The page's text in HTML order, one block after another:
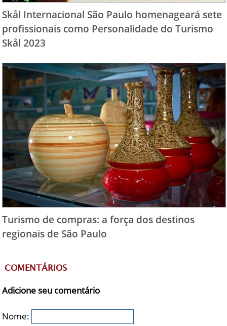
Skål Internacional São Paulo homenageará sete
profissionais como Personalidade do Turismo
Skål 2023
Turismo de compras: a força dos destinos
regionais de São Paulo
COMENTÁRIOS
Adicione seu comentário
Nome: